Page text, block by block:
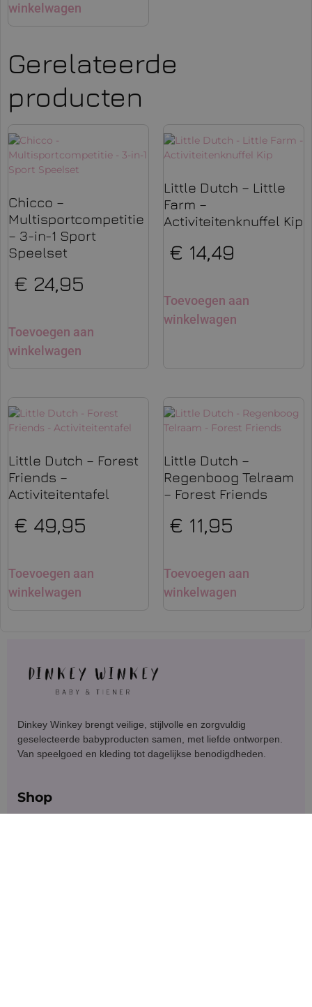
winkelwagen
Gerelateerde
producten
Chicco –
Multisportcompetitie
– 3-in-1 Sport
Speelset
€ 24,95
Toevoegen aan
winkelwagen
Little Dutch – Little
Farm –
Activiteitenknuffel Kip
€ 14,49
Toevoegen aan
winkelwagen
Little Dutch – Forest
Friends –
Activiteitentafel
€ 49,95
Toevoegen aan
winkelwagen
Little Dutch –
Regenboog Telraam
– Forest Friends
€ 11,95
Toevoegen aan
winkelwagen
Dinkey Winkey brengt veilige, stijlvolle en zorgvuldig
geselecteerde babyproducten samen, met liefde ontworpen.
Van speelgoed en kleding tot dagelijkse benodigdheden.
Shop